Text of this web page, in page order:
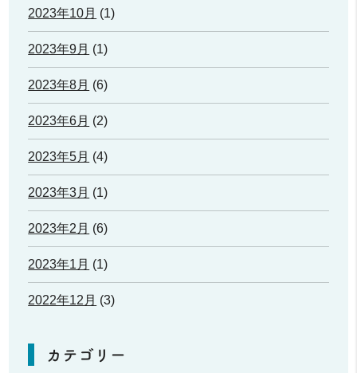
2023年10月 (1)
2023年9月 (1)
2023年8月 (6)
2023年6月 (2)
2023年5月 (4)
2023年3月 (1)
2023年2月 (6)
2023年1月 (1)
2022年12月 (3)
カテゴリー